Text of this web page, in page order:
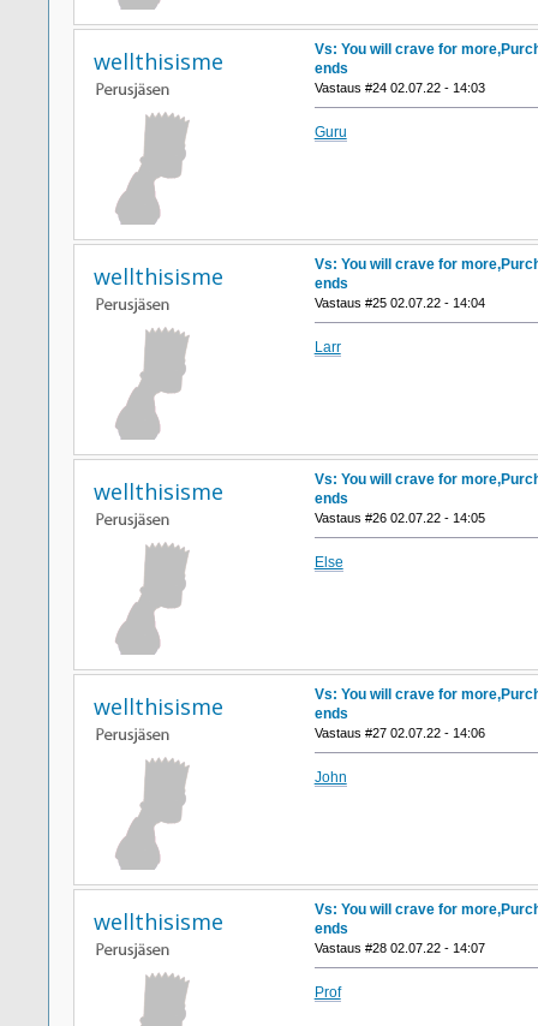
wellthisisme
Vs: You will crave for
ends
Vastaus #24 02.07.22 - 14:03
Guru
wellthisisme
Vs: You will crave for
ends
Vastaus #25 02.07.22 - 14:04
Larr
wellthisisme
Vs: You will crave for
ends
Vastaus #26 02.07.22 - 14:05
Else
wellthisisme
Vs: You will crave for
ends
Vastaus #27 02.07.22 - 14:06
John
wellthisisme
Vs: You will crave for
ends
Vastaus #28 02.07.22 - 14:07
Prof